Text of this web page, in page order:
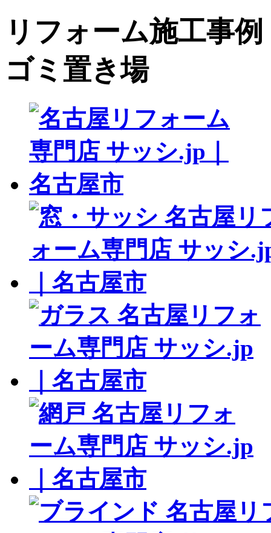
リフォーム施工事
ゴミ置き場